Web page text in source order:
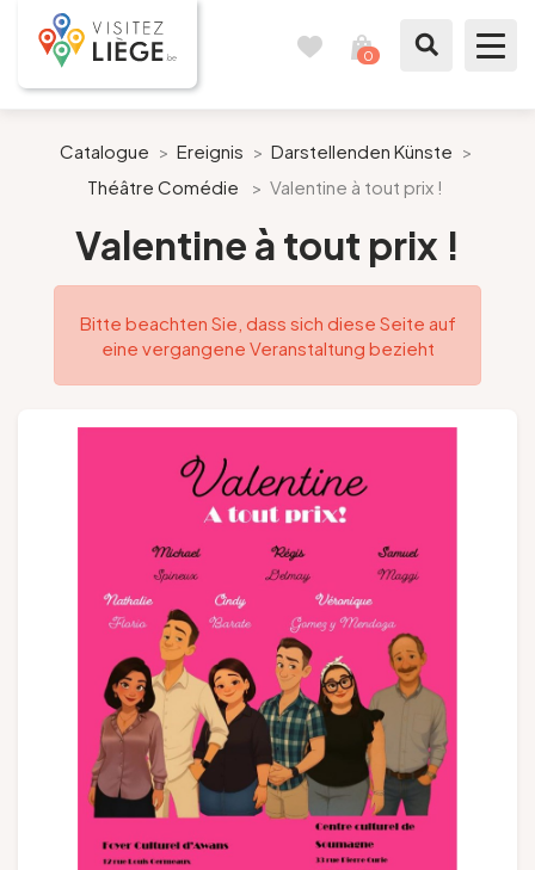
0
Wie ein Bürger von Lüttich
Meinen Aufenthalt vorbereiten
Unsere Vorschläge
Stadt Lüttich
Folgen Sie uns
Gruppen und Reiseveranstalter
NL DE
Catalogue > Ereignis > Darstellenden Künste >
Théâtre Comédie
> Valentine à tout prix !
Valentine à tout prix !
Bitte beachten Sie, dass sich diese Seite auf
eine vergangene Veranstaltung bezieht